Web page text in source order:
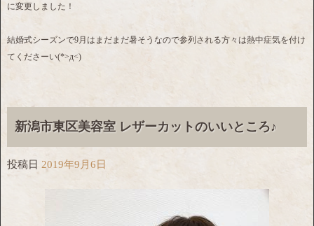
に変更しました！
結婚式シーズンで9月はまだまだ暑そうなので参列される方々は熱中症気を付け
てくださーい(*>д<)
新潟市東区美容室 レザーカットのいいところ♪
投稿日 2019年9月6日